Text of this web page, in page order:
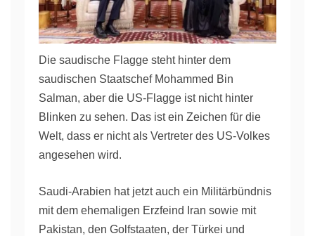
Die saudische Flagge steht hinter dem
saudischen Staatschef Mohammed Bin
Salman, aber die US-Flagge ist nicht hinter
Blinken zu sehen. Das ist ein Zeichen für die
Welt, dass er nicht als Vertreter des US-Volkes
angesehen wird.
Saudi-Arabien hat jetzt auch ein Militärbündnis
mit dem ehemaligen Erzfeind Iran sowie mit
Pakistan, den Golfstaaten, der Türkei und